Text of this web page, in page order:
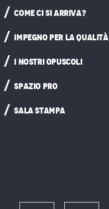
COME CI SI ARRIVA?
IMPEGNO PER LA QUALITÀ
I NOSTRI OPUSCOLI
SPAZIO PRO
SALA STAMPA